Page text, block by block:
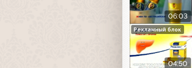
06:03
04:50
Рекламный блок